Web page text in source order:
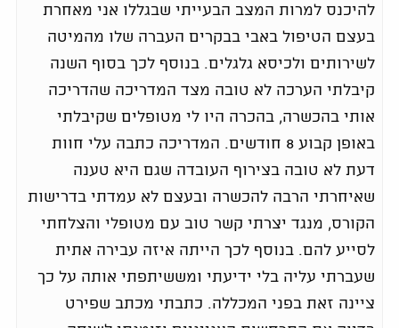
להיכנס למרות המצב הבעייתי שבגללו אני מאחרת
בעצם הטיפול באבי בבקרים העברה שלו מהמיטה
לשירותים ולכיסא גלגלים. בנוסף לכך בסוף השנה
קיבלתי הערכה לא טובה מצד המדריכה שהדריכה
אותי בהכשרה, בהכרה היו לי מטופלים שקיבלתי
באופן קבוע 8 חודשים. המדריכה כתבה עלי חוות
דעת לא טובה בצירוף העובדה שגם היא טענה
שאיחרתי הרבה להכשרה ובעצם לא עמדתי בדרישות
הקורס, מנגד יצרתי קשר טוב עם מטופלי והצלחתי
לסייע להם. בנוסף לכך הייתה איזה עבירה אתית
שעברתי עליה בלי ידיעתי ומששיתפתי אותה על כך
ציינה זאת בפני המכללה. כתבתי מכתב שפירט